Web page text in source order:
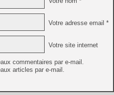
Votre adresse email *
Votre site internet
commentaires par e-mail.
articles par e-mail.